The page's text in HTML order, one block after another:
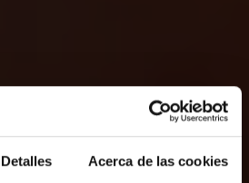
Detalles Acerca de las cookies